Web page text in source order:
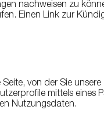
nachweisen zu
Einen Link zur
von der Sie
mittels eines
Nutzungsdaten.